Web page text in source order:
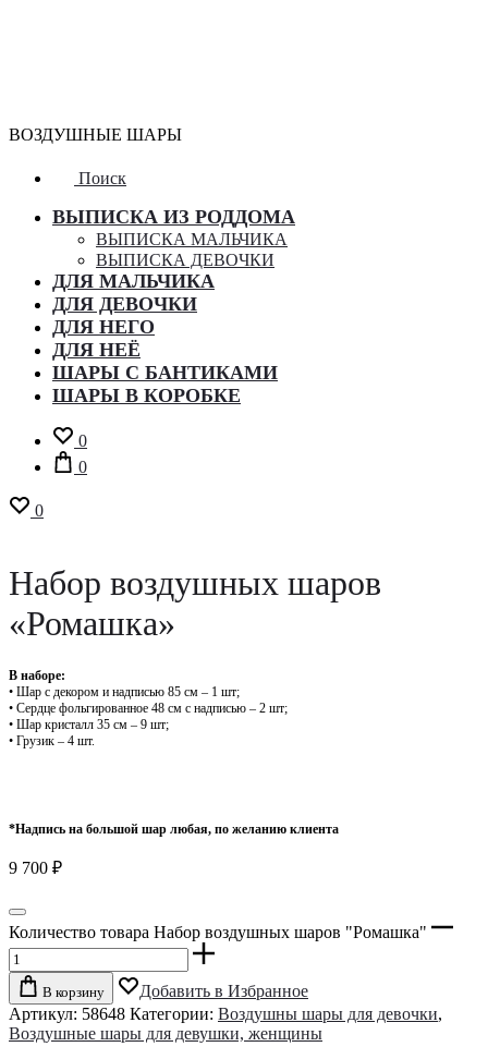
ВОЗДУШНЫЕ ШАРЫ
Поиск
ВЫПИСКА ИЗ РОДДОМА
ВЫПИСКА МАЛЬЧИКА
ВЫПИСКА ДЕВОЧКИ
ДЛЯ МАЛЬЧИКА
ДЛЯ ДЕВОЧКИ
ДЛЯ НЕГО
ДЛЯ НЕЁ
ШАРЫ С БАНТИКАМИ
ШАРЫ В КОРОБКЕ
0
0
0
Набор воздушных шаров
«Ромашка»
В наборе:
• Шар с декором и надписью 85 см – 1 шт;
• Сердце фольгированное 48 см с надписью – 2 шт;
• Шар кристалл 35 см – 9 шт;
• Грузик – 4 шт.
*Надпись на большой шар любая, по желанию клиента
9 700 ₽
Количество товара Набор воздушных шаров "Ромашка"
В корзину
Добавить в Избранное
Артикул: 58648 Категории: Воздушны шары для девочки,
Воздушные шары для девушки, женщины